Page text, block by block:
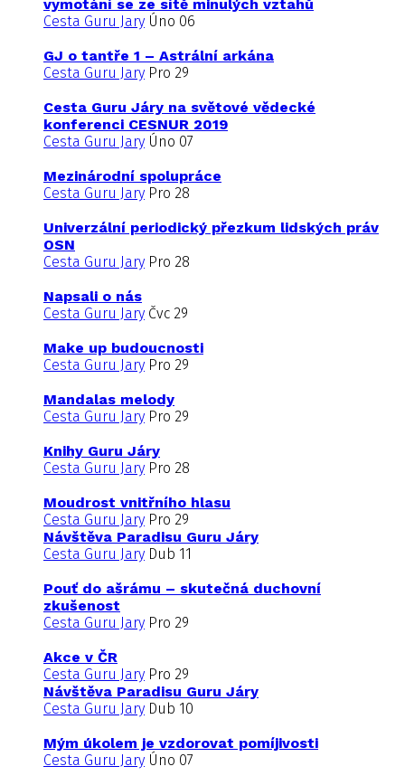
vymotání se ze sítě minulých vztahů
Cesta Guru Jary Úno 06
GJ o tantře 1 – Astrální arkána
Cesta Guru Jary Pro 29
Cesta Guru Járy na světové vědecké
konferenci CESNUR 2019
Cesta Guru Jary Úno 07
Mezinárodní spolupráce
Cesta Guru Jary Pro 28
Univerzální periodický přezkum lidských práv
OSN
Cesta Guru Jary Pro 28
Napsali o nás
Cesta Guru Jary Čvc 29
Make up budoucnosti
Cesta Guru Jary Pro 29
Mandalas melody
Cesta Guru Jary Pro 29
Knihy Guru Járy
Cesta Guru Jary Pro 28
Moudrost vnitřního hlasu
Cesta Guru Jary Pro 29
Návštěva Paradisu Guru Járy
Cesta Guru Jary Dub 11
Pouť do ašrámu – skutečná duchovní
zkušenost
Cesta Guru Jary Pro 29
Akce v ČR
Cesta Guru Jary Pro 29
Návštěva Paradisu Guru Járy
Cesta Guru Jary Dub 10
Mým úkolem je vzdorovat pomíjivosti
Cesta Guru Jary Úno 07